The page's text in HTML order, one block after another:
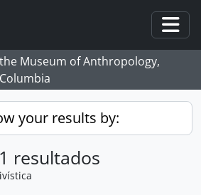
Museum of Anthropology,
your results by:
resultados